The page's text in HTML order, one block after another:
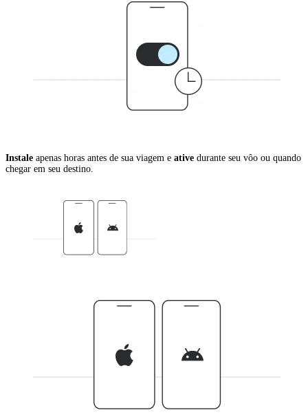
Instale apenas horas antes de sua viagem e ative durante seu vôo ou quando
chegar em seu destino.